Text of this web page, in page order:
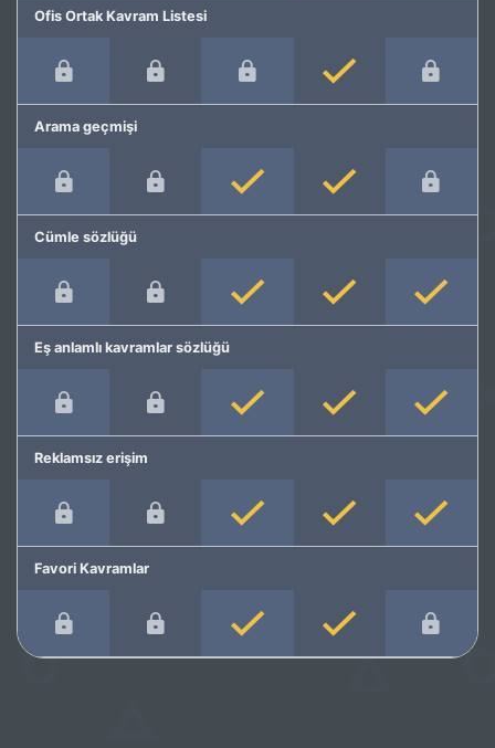
Ofis Ortak Kavram Listesi
Arama geçmişi
Cümle sözlüğü
Eş anlamlı kavramlar sözlüğü
Reklamsız erişim
Favori Kavramlar